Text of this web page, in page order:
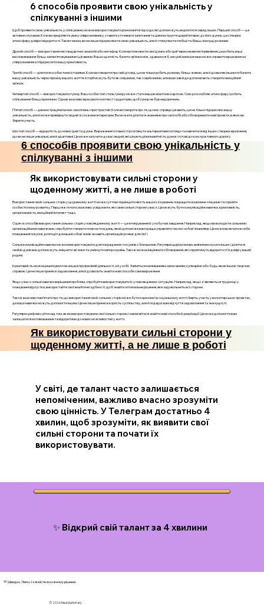
6 способів проявити свою унікальність у
спілкуванні з іншими
Щоб проявити свою унікальність у спілкуванні, можна використовувати різноманітні підходи, які допоможуть виділитися серед інших. Перший спосіб — це
активне слухання. Коли ви приділяєте увагу співрозмовнику, ставите уточнюючі запитання та демонструєте щирий інтерес до його думок, це створює
атмосферу довіри і відкритості. Таким чином, ви не лише підкреслюєте свою унікальність, але й стимулюєте глибші та більш значущі розмови.
Другий спосіб — використання нестандартних аналогій або метафор. Коли ви пояснюєте свої думки або ідеї через незвичні порівняння, це робить ваші
висловлювання більш запам’ятовуваними і цікавими. Ваша здатність бачити зв’язки між, здавалося б, несумісними речами може справити враження на
співрозмовника і підкреслити вашу креативність.
Третій спосіб — ділитися особистими історіями. Коли ви говорите про свій досвід, це не тільки робить розмову більш живою, але й дозволяє іншим побачити
вашу унікальність через призму вашого життя. Історії можуть бути як смішними, так і серйозними, але вони завжди допомагають створити емоційний
зв’язок.
Четвертий спосіб — використовувати гумор. Ваш особистий стиль гумору може стати вашою візитною карткою. Сміх розслабляє атмосферу і робить
спілкування більш приємним. Однак важливо врахувати контекст і аудиторію, щоб гумор не був недоречним.
П’ятий спосіб — демонстрація власних захоплень і пристрастей. Коли ви говорите про те, що вас справді цікавить, це не тільки підкреслює вашу
унікальність, але й може привернути людей зі схожими інтересами. Ви можете ділитися знаннями про свої хобі або обговорювати нові проекти, в яких ви
берете участь.
Шостий спосіб — відкритість до нових ідей та думок. Вираження готовності розглянути альтернативні погляди та навчитися від інших створює враження,
що ви не лише унікальні, але й адаптивні. Це може залучити до вас людей, які цінують різноманітність думок і готові до конструктивного діалогу.
6 способів проявити свою унікальність у
спілкуванні з іншими
Як використовувати сильні сторони у
щоденному житті, а не лише в роботі
Використання своїх сильних сторін у щоденному житті може суттєво підвищити якість вашого існування, покращити взаємини з іншими та сприяти
особистісному розвитку. Перш ніж почати, важливо усвідомити, які саме сильні сторони у вас є. Це можуть бути комунікаційні навички, креативність,
організованість, емоційний інтелект тощо.
Один зі способів використання сильних сторін у повсякденному житті — це інтегрування їх у побутові завдання. Наприклад, якщо ви володієте сильними
організаційними навичками, спробуйте створити план на тиждень, який допоможе вам краще управляти часом і зобов'язаннями. Це може включати в себе
планування покупок, розподіл домашніх обов'язків чи навіть організацію розваг для сім'ї.
Сильні комунікаційні навички можна використовувати для покращення стосунків з близькими. Регулярні щирі розмови, вміння вислухати інших і ділитися
своїми думками допоможуть зміцнити зв'язки та уникнути непорозумінь. Також можна ініціювати обговорення, які сприятимуть відкритості й довірі у вашій
родині.
Креативність можна реалізувати не лише в професійній діяльності, а й у хобі. Займіться малюванням, написанням, кулінарією або будь-якою іншою творчою
справою. Це не лише принесе задоволення, але й дозволить знайти нові способи самовираження.
Якщо у вас є сильні навички вирішення проблем, спробуйте використовувати їх у повсякденних ситуаціях. Наприклад, якщо з'являються труднощі у
плануванні відпустки, використайте свої аналітичні здібності, щоб знайти оптимальне рішення, яке задовольнить всі сторони.
Також важливо пам’ятати про те, що використання своїх сильних сторін може бути корисним і в соціальному житті. Беріть участь у волонтерських проектах,
де ваші навички можуть допомогти іншим. Це не лише принесе користь суспільству, але й подарує вам відчуття задоволення та значущості.
Регулярно рефлексуйте над тим, як ви використовували свої сильні сторони, і намагайтеся знайти нові способи їх реалізації. Це може допомогти вам
залишатися мотивованими та відкритими до нових можливостей у житті.
Як використовувати сильні сторони у
щоденному житті, а не лише в роботі
У світі, де талант часто залишається
непоміченим, важливо вчасно зрозуміти
свою цінність. У Телеграм достатньо 4
хвилин, щоб зрозуміти, як виявити свої
сильні сторони та почати їх
використовувати.
✨ Відкрий свій талант за 4 хвилини
💛 Швидко. Легко. І з ясністю в кожному рішенні.
© 2026 Neurolutionary